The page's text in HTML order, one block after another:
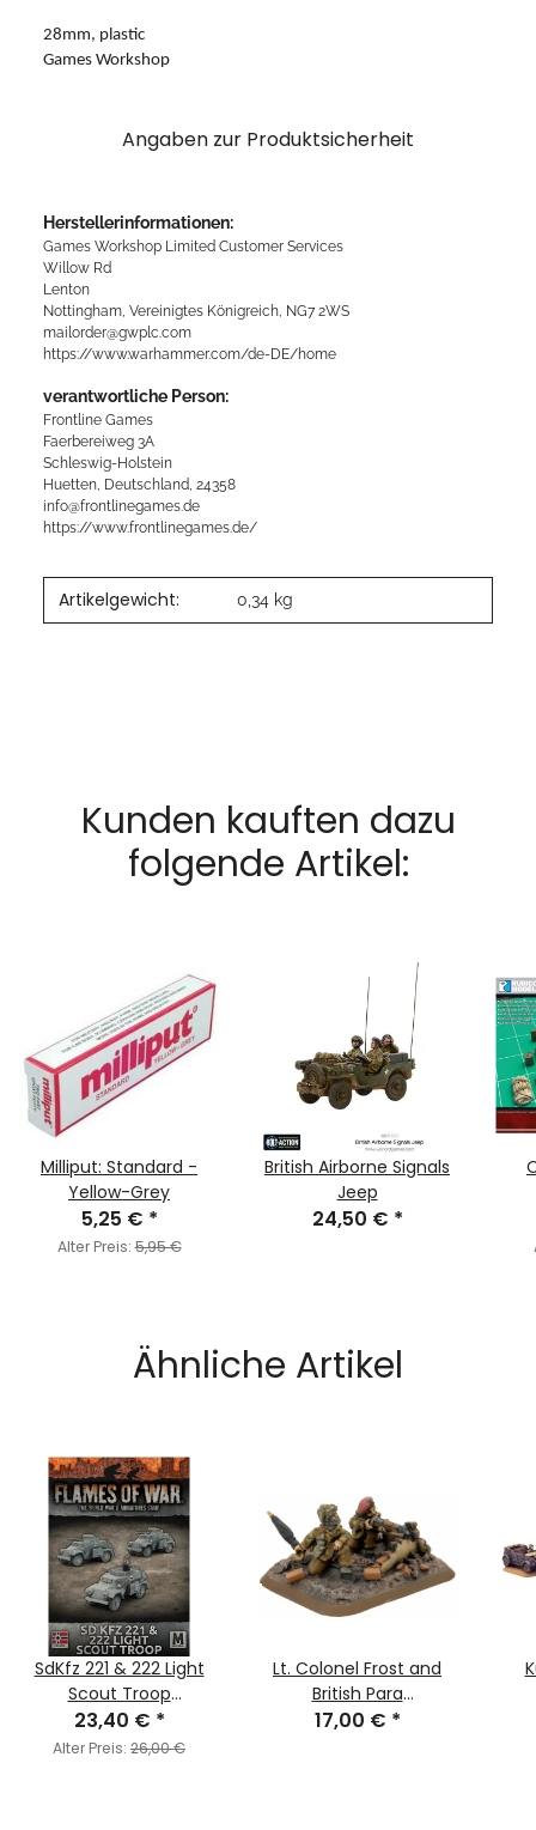
28mm, plastic
Games Workshop
Angaben zur Produktsicherheit
Herstellerinformationen:
Games Workshop Limited Customer Services
Willow Rd
Lenton
Nottingham, Vereinigtes Königreich, NG7 2WS
mailorder@gwplc.com
https://www.warhammer.com/de-DE/home
verantwortliche Person:
Frontline Games
Faerbereiweg 3A
Schleswig-Holstein
Huetten, Deutschland, 24358
info@frontlinegames.de
https://www.frontlinegames.de/
Artikelgewicht: 0,34 kg
Kunden kauften dazu
folgende Artikel:
Milliput: Standard -
Yellow-Grey
5,25 € *
Alter Preis:5,95 €
British Airborne Signals
Jeep
24,50 € *
Ähnliche Artikel
SdKfz 221 & 222 Light
Scout Troop
(MW/Ostfront)
23,40 € *
Alter Preis: 26,00 €
Lt. Colonel Frost and
British Para
Commanders (LW)
17,00 € *